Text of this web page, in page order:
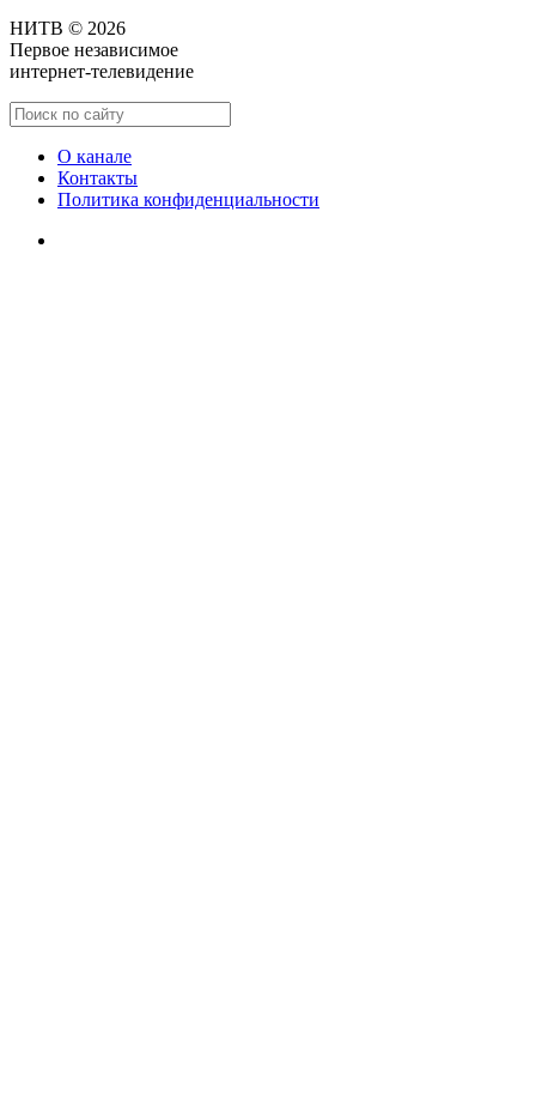
НИТВ © 2026
Первое независимое
интернет-телевидение
О канале
Контакты
Политика конфиденциальности